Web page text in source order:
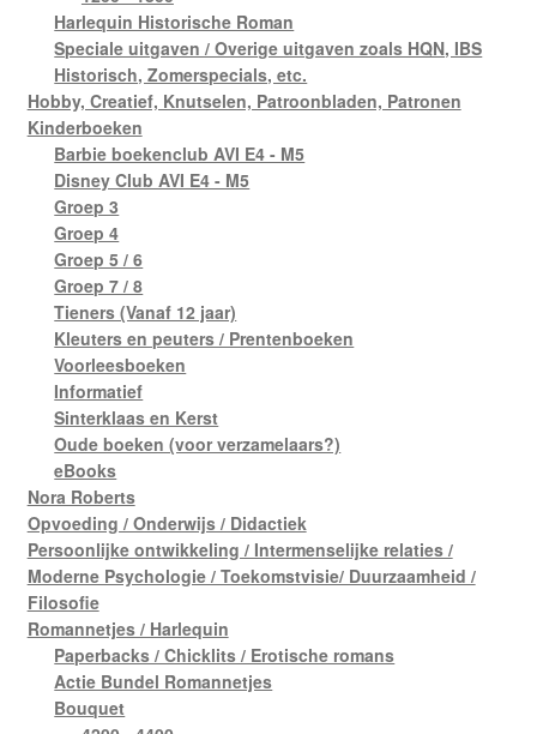
Harlequin Historische Roman
Speciale uitgaven / Overige uitgaven zoals HQN, IBS
Historisch, Zomerspecials, etc.
Hobby, Creatief, Knutselen, Patroonbladen, Patronen
Kinderboeken
Barbie boekenclub AVI E4 - M5
Disney Club AVI E4 - M5
Groep 3
Groep 4
Groep 5 / 6
Groep 7 / 8
Tieners (Vanaf 12 jaar)
Kleuters en peuters / Prentenboeken
Voorleesboeken
Informatief
Sinterklaas en Kerst
Oude boeken (voor verzamelaars?)
eBooks
Nora Roberts
Opvoeding / Onderwijs / Didactiek
Persoonlijke ontwikkeling / Intermenselijke relaties /
Moderne Psychologie / Toekomstvisie/ Duurzaamheid /
Filosofie
Romannetjes / Harlequin
Paperbacks / Chicklits / Erotische romans
Actie Bundel Romannetjes
Bouquet